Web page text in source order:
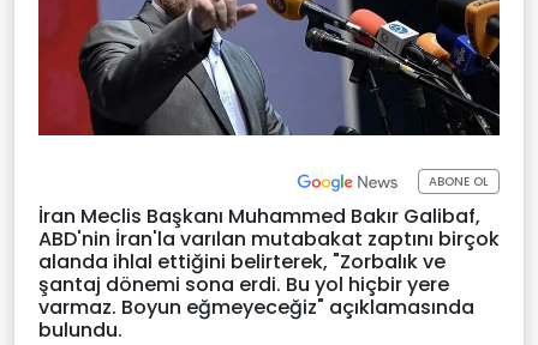
ABONE OL
İran Meclis Başkanı Muhammed Bakır Galibaf,
ABD'nin İran'la varılan mutabakat zaptını birçok
alanda ihlal ettiğini belirterek, "Zorbalık ve
şantaj dönemi sona erdi. Bu yol hiçbir yere
varmaz. Boyun eğmeyeceğiz" açıklamasında
bulundu.